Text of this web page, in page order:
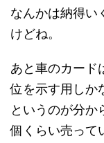
なんかは納得い
けどね。
あと車のカード
位を示す用しか
というのが分か
個くらい売って